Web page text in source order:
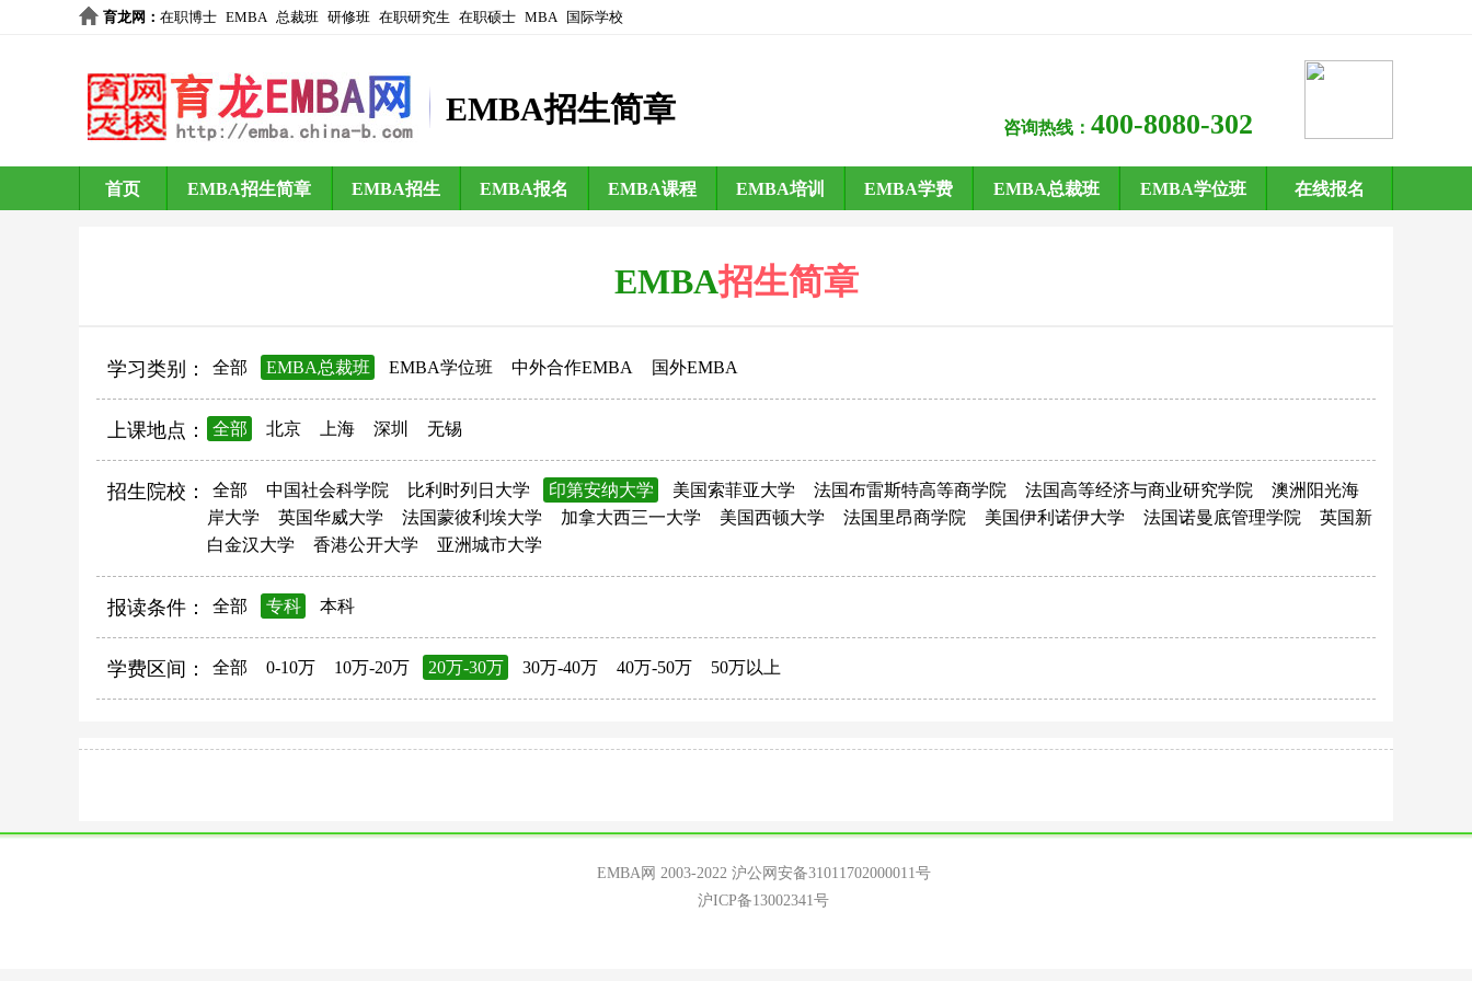
育龙网 ： 在职博士 EMBA 总裁班 研修班 在职研究生 在职硕士 MBA 国际学校
EMBA招生简章
咨询热线： 400-8080-302
首页 EMBA招生简章 EMBA招生 EMBA报名 EMBA课程 EMBA培训 EMBA学费 EMBA总裁班 EMBA学位班 在线报名
EMBA招生简章
学习类别： 全部 EMBA总裁班 EMBA学位班 中外合作EMBA 国外EMBA
上课地点： 全部 北京 上海 深圳 无锡
招生院校： 全部 中国社会科学院 比利时列日大学 印第安纳大学 美国索菲亚大学 法国布雷斯特高等商学院 法国高等经济与商业研究学院
澳洲阳光海
岸大学
英国华威大学 法国蒙彼利埃大学 加拿大西三一大学 美国西顿大学 法国里昂商学院 美国伊利诺伊大学 法国诺曼底管理学院
英国新
白金汉大学
香港公开大学 亚洲城市大学
报读条件： 全部 专科 本科
学费区间： 全部 0-10万 10万-20万 20万-30万 30万-40万 40万-50万 50万以上
EMBA网 2003-2022 沪公网安备31011702000011号
沪ICP备13002341号